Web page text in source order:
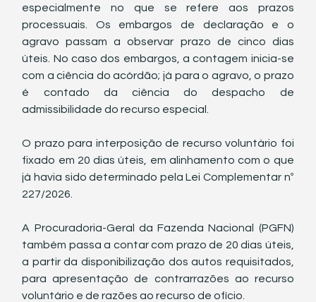
especialmente no que se refere aos prazos
processuais. Os embargos de declaração e o
agravo passam a observar prazo de cinco dias
úteis. No caso dos embargos, a contagem inicia-se
com a ciência do acórdão; já para o agravo, o prazo
é contado da ciência do despacho de
admissibilidade do recurso especial.
O prazo para interposição de recurso voluntário foi
fixado em 20 dias úteis, em alinhamento com o que
já havia sido determinado pela Lei Complementar nº
227/2026.
A Procuradoria-Geral da Fazenda Nacional (PGFN)
também passa a contar com prazo de 20 dias úteis,
a partir da disponibilização dos autos requisitados,
para apresentação de contrarrazões ao recurso
voluntário e de razões ao recurso de ofício.